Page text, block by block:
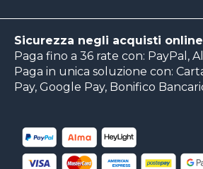
Sicurezza negli acquisti online
Paga fino a 36 rate con: PayPal,
Paga in unica soluzione con:
Pay, Google Pay, Bonifico